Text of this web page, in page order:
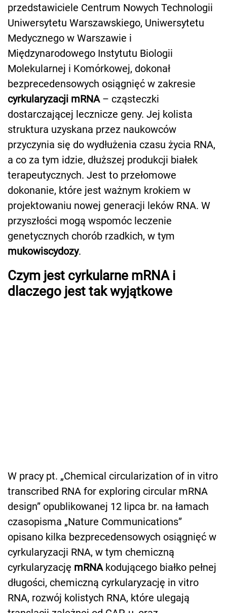
przedstawiciele Centrum Nowych Technologii
Uniwersytetu Warszawskiego, Uniwersytetu
Medycznego w Warszawie i
Międzynarodowego Instytutu Biologii
Molekularnej i Komórkowej, dokonał
bezprecedensowych osiągnięć w zakresie
cyrkularyzacji mRNA– cząsteczki
dostarczającej lecznicze geny. Jej kolista
struktura uzyskana przez naukowców
przyczynia się do wydłużenia czasu życia RNA,
a co za tym idzie, dłuższej produkcji białek
terapeutycznych. Jest to przełomowe
dokonanie, które jest ważnym krokiem w
projektowaniu nowej generacji leków RNA. W
przyszłości mogą wspomóc leczenie
genetycznych chorób rzadkich, w tym
mukowiscydozy.
Czym jest cyrkularne mRNA i
dlaczego jest tak wyjątkowe
W pracy pt. „Chemical circularization of in vitro
transcribed RNA for exploring circular mRNA
design” opublikowanej 12 lipca br. na łamach
czasopisma „Nature Communications”
opisano kilka bezprecedensowych osiągnięć w
cyrkularyzacji RNA, w tym chemiczną
cyrkularyzację mRNAkodującego białko pełnej
długości, chemiczną cyrkularyzację in vitro
RNA, rozwój kolistych RNA, które ulegają